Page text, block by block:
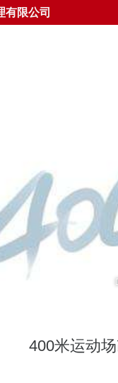
有限公司
400米运动